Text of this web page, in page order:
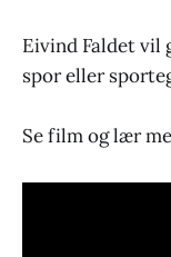
Eivind Faldet vil
spor eller
Se film og lær